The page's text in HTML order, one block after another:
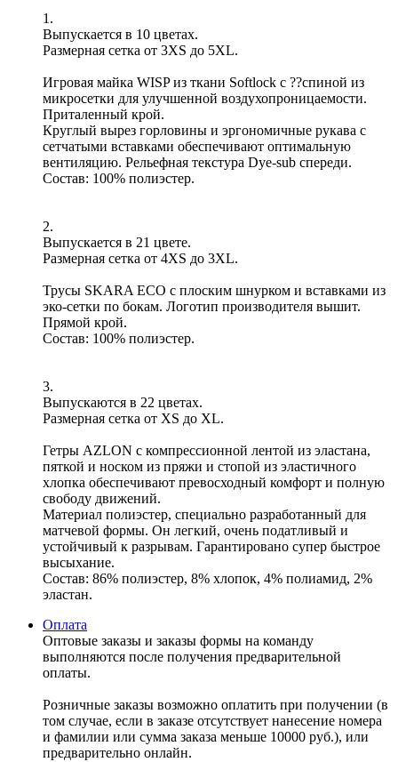
1.
Выпускается в 10 цветах.
Размерная сетка от 3XS до 5XL.
Игровая майка WISP из ткани Softlock с ??спиной из
микросетки для улучшенной воздухопроницаемости.
Приталенный крой.
Круглый вырез горловины и эргономичные рукава с
сетчатыми вставками обеспечивают оптимальную
вентиляцию. Рельефная текстура Dye-sub спереди.
Состав: 100% полиэстер.
2.
Выпускается в 21 цвете.
Размерная сетка от 4XS до 3XL.
Трусы SKARA ECO с плоским шнурком и вставками из
эко-сетки по бокам. Логотип производителя вышит.
Прямой крой.
Состав: 100% полиэстер.
3.
Выпускаются в 22 цветах.
Размерная сетка от XS до XL.
Гетры AZLON с компрессионной лентой из эластана,
пяткой и носком из пряжи и стопой из эластичного
хлопка обеспечивают превосходный комфорт и полную
свободу движений.
Материал полиэстер, специально разработанный для
матчевой формы. Он легкий, очень податливый и
устойчивый к разрывам. Гарантировано супер быстрое
высыхание.
Состав: 86% полиэстер, 8% хлопок, 4% полиамид, 2%
эластан.
Оплата
Оптовые заказы и заказы формы на команду
выполняются после получения предварительной
оплаты.
Розничные заказы возможно оплатить при получении (в
том случае, если в заказе отсутствует нанесение номера
и фамилии или сумма заказа меньше 10000 руб.), или
предварительно онлайн.